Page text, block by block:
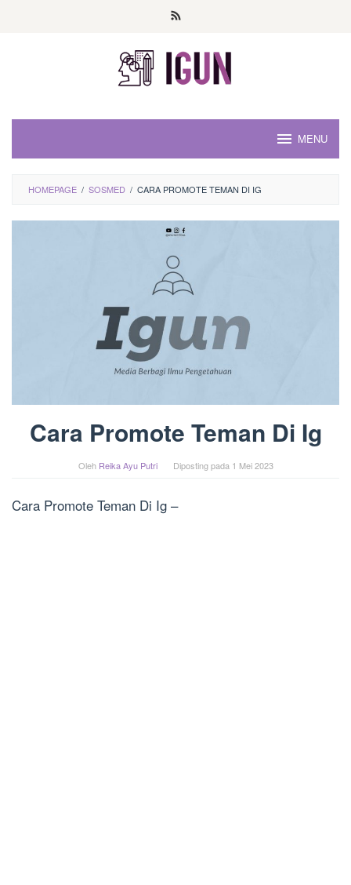
MENU
HOMEPAGE / SOSMED / CARA PROMOTE TEMAN DI IG
Cara Promote Teman Di Ig
Oleh Reika Ayu Putri Diposting pada 1 Mei 2023
Cara Promote Teman Di Ig –